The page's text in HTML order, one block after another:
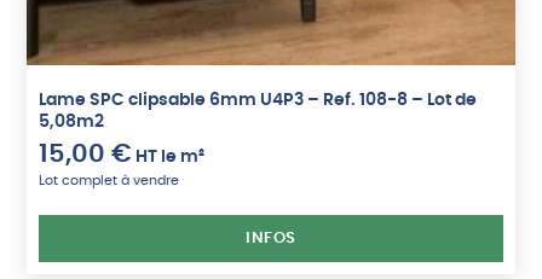
Lame SPC clipsable 6mm U4P3 – Ref. 108-8 – Lot de
5,08m2
15,00€ HT le m²
Lot complet à vendre
INFOS